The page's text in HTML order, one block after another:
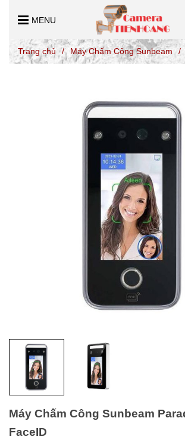
MENU
Trang chủ / Máy Chấm Công Sunbeam /
Máy Chấm Công Sunbeam
FaceID